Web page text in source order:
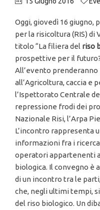
Oggi, giovedì 16 giugno,
per la risicoltura (RIS) di
titolo “La filiera del riso
prospettive per il
All’evento prenderanno
all’Agricoltura, caccia e
l’Ispettorato Centrale
repressione frodi dei
Nazionale Risi, l’Arpa
L’incontro rappresenta
informazioni fra i
operatori appartenenti
biologica. Il convegno è
di un incontro tra le
che, negli ultimi tempi,
del riso biologico. Un